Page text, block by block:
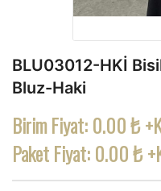
BLU03012-HKİ
Bluz-Haki
Birim Fiyat:0.00 ₺
Paket Fiyat:0.00 ₺